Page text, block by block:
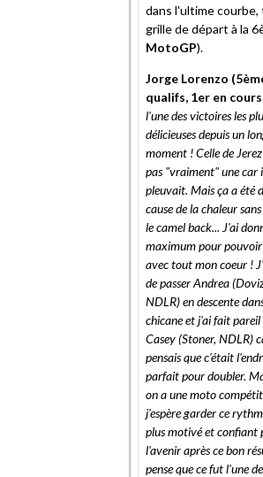
dans l'ultime courbe,
grille de départ à la
MotoGP).
Jorge Lorenzo
qualifs, 1er en
l'une des victoires les
délicieuses depuis un
moment ! Celle de
pas "vraiment" une car
pleuvait. Mais ça a été
cause de la chaleur
le camel back... J'ai
maximum pour
avec tout mon coeur !
de passer Andrea
NDLR) en descente
chicane et j'ai fait pareil
Casey (Stoner, NDLR)
pensais que c'était
parfait pour doubler.
on a une moto
j'espère garder ce
plus motivé et confiant
l'avenir après ce bon
pense que ce fut l'une